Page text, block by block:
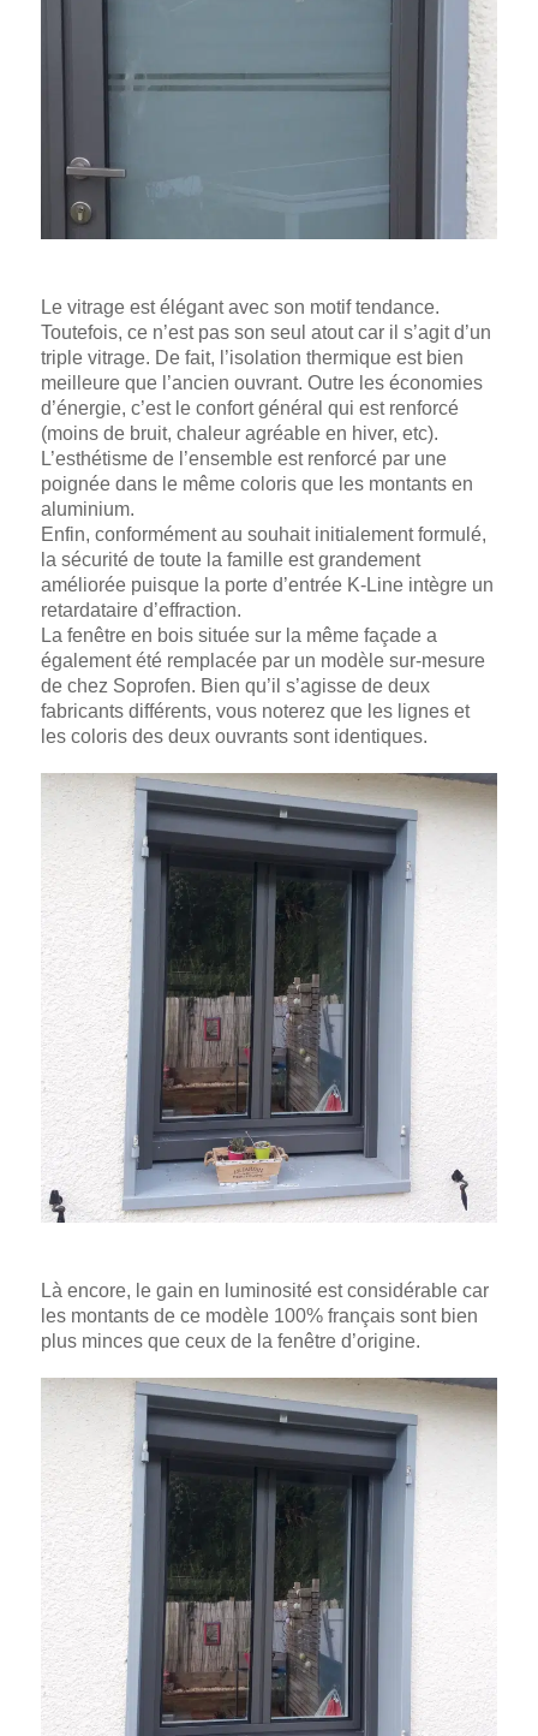
Le vitrage est élégant avec son motif tendance.
Toutefois, ce n’est pas son seul atout car il s’agit d’un
triple vitrage. De fait, l’isolation thermique est bien
meilleure que l’ancien ouvrant. Outre les économies
d’énergie, c’est le confort général qui est renforcé
(moins de bruit, chaleur agréable en hiver, etc).
L’esthétisme de l’ensemble est renforcé par une
poignée dans le même coloris que les montants en
aluminium.
Enfin, conformément au souhait initialement formulé,
la sécurité de toute la famille est grandement
améliorée puisque la porte d’entrée K-Line intègre un
retardataire d’effraction.
La fenêtre en bois située sur la même façade a
également été remplacée par un modèle sur-mesure
de chez Soprofen. Bien qu’il s’agisse de deux
fabricants différents, vous noterez que les lignes et
les coloris des deux ouvrants sont identiques.
Là encore, le gain en luminosité est considérable car
les montants de ce modèle 100% français sont bien
plus minces que ceux de la fenêtre d’origine.